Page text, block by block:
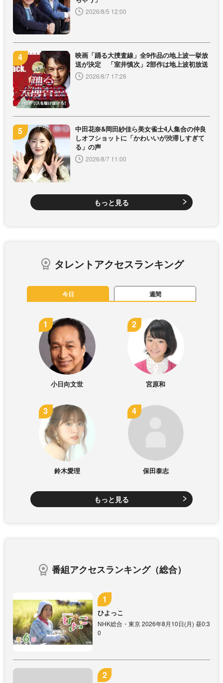
2026/8/5 12:00
映画「踊る大捜査線」全9作品の地上波一挙放
送が決定 「室井慎次」2部作は地上波初放送
2026/8/7 17:26
中田花奈&岡田紗佳ら美女雀士4人集合の仲良
しオフショットに「かわいいが渋滞しすぎて
る」の声
2026/8/7 11:00
もっと見る
タレントアクセスランキング
今日 週間
小日向文世 宮原和
鈴木愛理 保田泰志
もっと見る
番組アクセスランキング（総合）
ひよっこ
NHK総合・東京 2026年8月10日(月) 昼0:3
0